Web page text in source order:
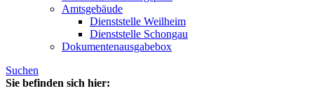
Amtsgebäude
Dienststelle Weilheim
Dienststelle Schongau
Dokumentenausgabebox
Suchen
Sie befinden sich hier: